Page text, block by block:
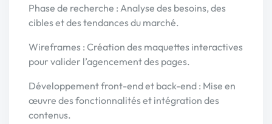
Phase de recherche : Analyse des besoins, des
cibles et des tendances du marché.
Wireframes : Création des maquettes interactives
pour valider l’agencement des pages.
Développement front-end et back-end : Mise en
œuvre des fonctionnalités et intégration des
contenus.